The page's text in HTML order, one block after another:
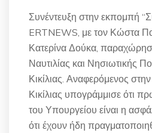
Συνέντευξη στην εκπομπή
ERTNEWS, με τον Κώστα
Κατερίνα Δούκα,
Ναυτιλίας και Νησιωτικής
Κικίλιας. Αναφερόμενος
Κικίλιας υπογράμμισε ότι
του Υπουργείου είναι η
ότι έχουν ήδη